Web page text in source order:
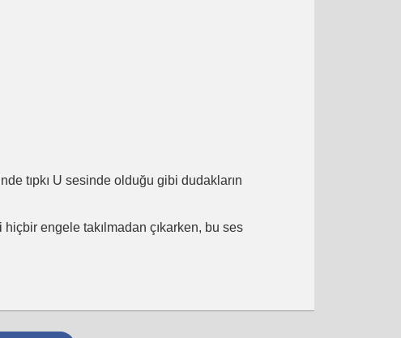
tıpkı U sesinde olduğu gibi dudakların
hiçbir engele takılmadan çıkarken, bu ses